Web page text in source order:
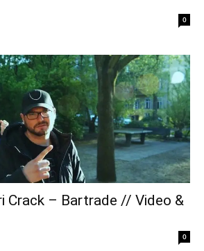
0
Crack – Bartrade // Video &
0